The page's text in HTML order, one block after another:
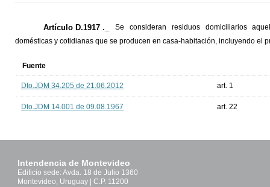
Artículo D.1917 ._
Se consideran residuos domiciliarios
domésticas y cotidianas que se producen en casa-habitación, incluyendo el
Fuente
Dto.JDM 34.205 de 21.06.2012 art. 1
Dto.JDM 14.001 de 09.08.1967 art. 22
Intendencia de Montevideo
Edificio sede: Avda. 18 de Julio 1360
Montevideo, Uruguay | C.P. 11200